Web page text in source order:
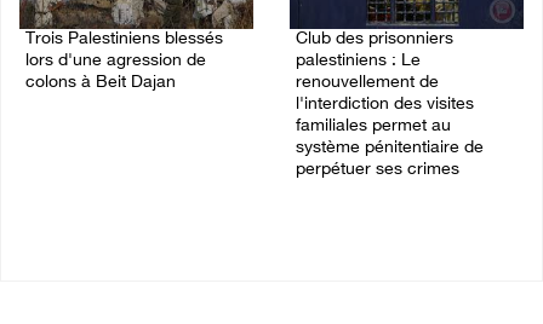
Trois Palestiniens blessés
lors d'une agression de
colons à Beit Dajan
Club des prisonniers
palestiniens : Le
renouvellement de
l'interdiction des visites
familiales permet au
système pénitentiaire de
perpétuer ses crimes